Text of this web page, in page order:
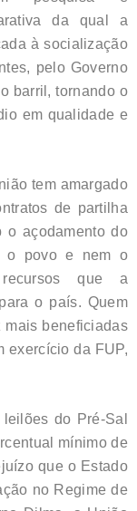
da qual a
à socialização
pelo Governo
barril, tornando o
em qualidade e
tem amargado
de partilha
o açodamento do
o povo e nem o
que a
o país. Quem
mais beneficiadas
exercício da FUP,
do Pré-Sal
mínimo de
que o Estado
no Regime de